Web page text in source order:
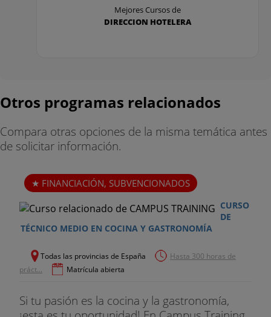
Mejores Cursos de
DIRECCION HOTELERA
Otros programas relacionados
Compara otras opciones de la misma temática antes
de solicitar información.
FINANCIACIÓN, SUBVENCIONADOS
CURSO
DE
TÉCNICO MEDIO EN COCINA Y GASTRONOMÍA
Todas las provincias de España
Hasta 300 horas de
práct...
Matrícula abierta
Si tu pasión es la cocina y la gastronomía,